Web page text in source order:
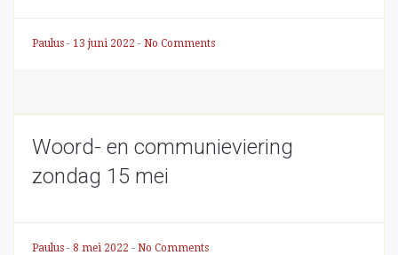
Paulus - 13 juni 2022 - No Comments
Woord- en communieviering
zondag 15 mei
Paulus - 8 mei 2022 - No Comments